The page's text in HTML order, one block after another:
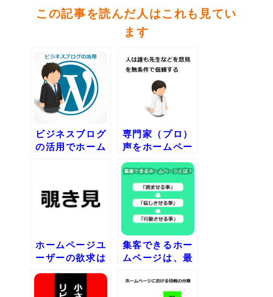
この記事を読んだ人はこれも見てい
ます
ビジネスブログ
の活用でホーム
専門家（プロ）
声をホームペー
ホームページユ
ーザーの欲求は
ること
集客できるホー
ムページは、最
ト、目的、構成